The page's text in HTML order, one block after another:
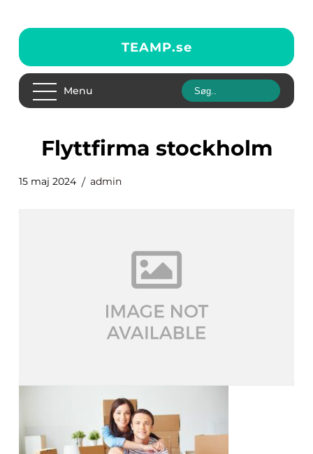
TEAMP.se
Menu
flyttfirma stockholm
15 maj 2024 admin